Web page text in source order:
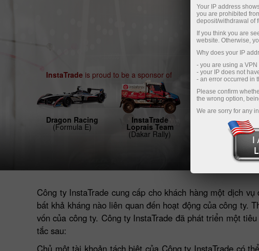
InstaTrade is proud to be a sponsor of
Dragon Racing
(Formula E)
InstaTrade
Loprais Team
(Dakar Rally)
Công ty InstaTrade cung cấp cho khách hàng một dịch
bất khả kháng nào liên quan đến hoạt động của công ty.
vốn của công ty. Công ty InstaTrade đã phát triển một
tắc sau:
Chủ một tài khoản tách biệt của Công ty InstaTrade có
Your IP address
you are prohibited
deposit/withdrawal of
If you think you are
website. Otherwise,
Why does your IP
- you are using a
- your IP does not
- an error occurred in
Please confirm
the wrong option,
We are sorry for any